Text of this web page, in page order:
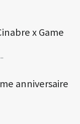
x Game
anniversaire